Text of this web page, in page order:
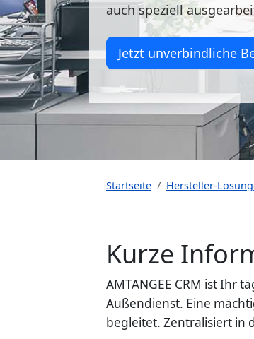
auch speziell
Jetzt unverbindliche
Startseite Hersteller-
Kurze
AMTANGEE CRM ist Ihr
Außendienst. Eine
begleitet. Zentralisiert in